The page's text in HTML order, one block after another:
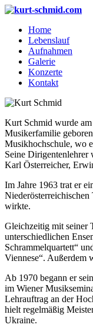
Home
Lebenslauf
Aufnahmen
Galerie
Konzerte
Kontakt
Kurt Schmid wurde
Musikerfamilie
Musikhochschule, wo
Seine Dirigentenlehrer
Karl Österreicher,
Im Jahre 1963 trat er
wirkte.
Gleichzeitig mit seiner
unterschiedlichen
Schrammelquartett“
Viennese“. Außerdem
Ab 1970 begann er
im Wiener
Lehrauftrag an der
hielt regelmäßig
Ukraine.